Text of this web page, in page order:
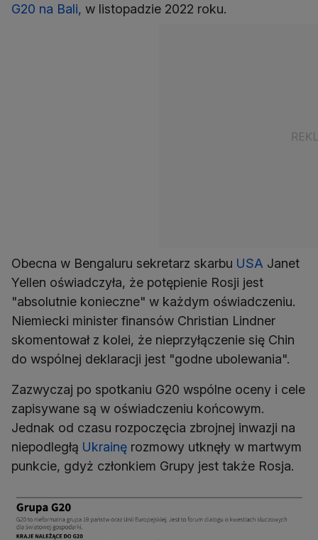
G20 na Bali, w listopadzie 2022 roku.
Obecna w Bengaluru sekretarz skarbu USA Janet
Yellen oświadczyła, że potępienie Rosji jest
"absolutnie konieczne" w każdym oświadczeniu.
Niemiecki minister finansów Christian Lindner
skomentował z kolei, że nieprzyłączenie się Chin
do wspólnej deklaracji jest "godne ubolewania".
Zazwyczaj po spotkaniu G20 wspólne oceny i cele
zapisywane są w oświadczeniu końcowym.
Jednak od czasu rozpoczęcia zbrojnej inwazji na
niepodległą Ukrainę rozmowy utknęły w martwym
punkcie, gdyż członkiem Grupy jest także Rosja.